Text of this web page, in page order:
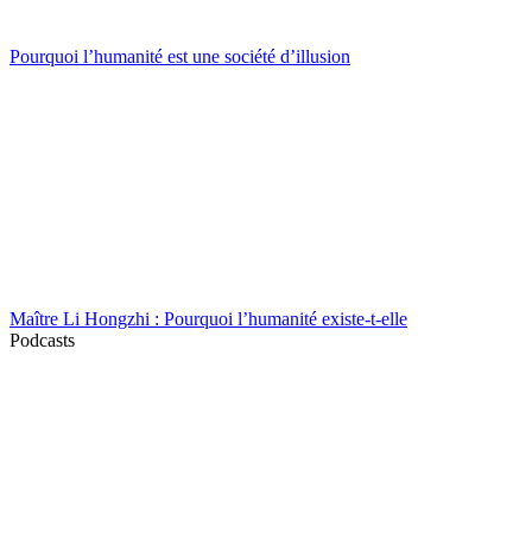
Pourquoi l’humanité est une société d’illusion
Maître Li Hongzhi : Pourquoi l’humanité existe-t-elle
Podcasts